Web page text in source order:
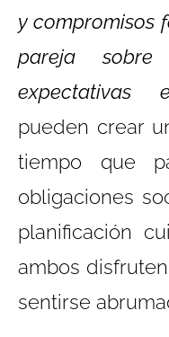
y compromisos
pareja
expectativas
pueden crear
tiempo que
obligaciones
planificación
ambos
sentirse